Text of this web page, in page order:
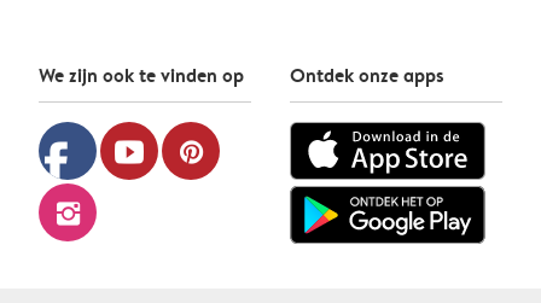
We zijn ook te vinden op
facebook youtube pinterest
instagram
Ontdek onze apps